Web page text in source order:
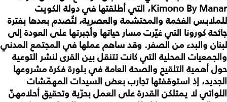
Kimono By Manar، التي أطلقتها في دولة الكويت
للملابس الفخمة والمحتشمة والعصرية، لتُصدم بعدها بفترة
جائحة كورونا التي غيّرت مسار حياتها وأجبرتها على العودة إلى
لبنان والبدء من الصفر. وقد ساهم عملها في المجتمع المدني
والجمعيات المحلية التي كانت تتنقل بين القرى لنشر التوعية
حول أهمية التلقيح والصحة العامة في بلورة فكرة مشروعها
الجديد، إذ استوقفتها تجارب بعض السيدات المهمّشات
اللواتي لا يمتلكن القدرة على العمل بحرّية وتحقيق أحلامهنّ